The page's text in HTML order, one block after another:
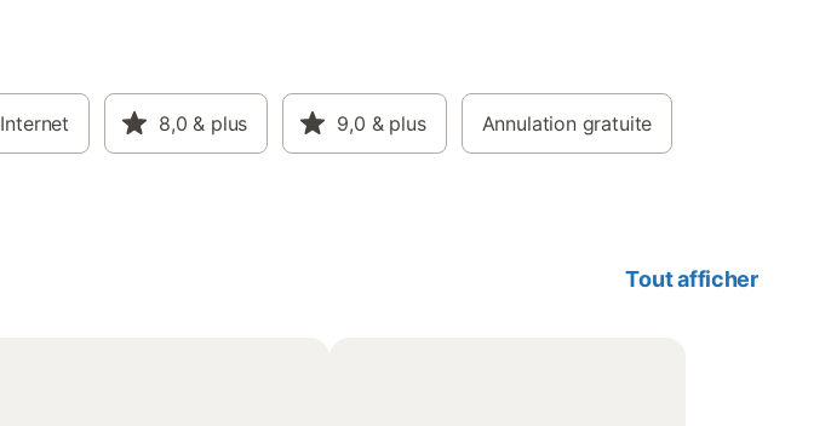
Internet 8,0 & plus 9,0 & plus Annulation gratuite
Tout afficher